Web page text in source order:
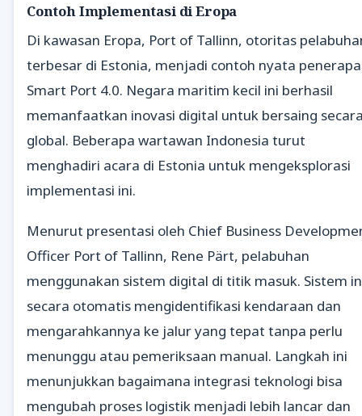
Contoh Implementasi di Eropa
Di kawasan Eropa, Port of Tallinn, otoritas
terbesar di Estonia, menjadi contoh nyata
Smart Port 4.0. Negara maritim kecil ini berhasil
memanfaatkan inovasi digital untuk bersaing
global. Beberapa wartawan Indonesia turut
menghadiri acara di Estonia untuk mengeksplorasi
implementasi ini.
Menurut presentasi oleh Chief Business
Officer Port of Tallinn, Rene Pärt, pelabuhan
menggunakan sistem digital di titik masuk. Sistem
secara otomatis mengidentifikasi kendaraan dan
mengarahkannya ke jalur yang tepat tanpa perlu
menunggu atau pemeriksaan manual. Langkah ini
menunjukkan bagaimana integrasi teknologi bisa
mengubah proses logistik menjadi lebih lancar dan